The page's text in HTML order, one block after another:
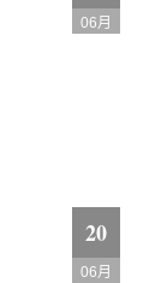
06月
20
06月